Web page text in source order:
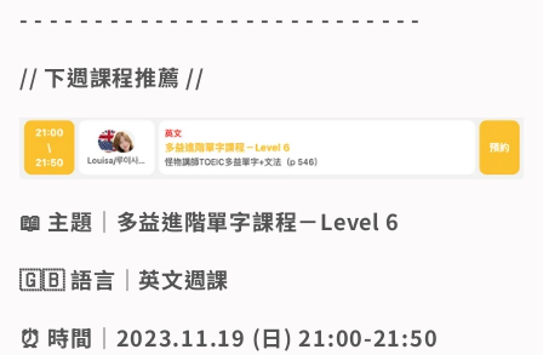
- - - - - - - - - - - - - - - - - - - - - - - - - - -
// 下週課程推薦 //
📖 主題｜多益進階單字課程－Level 6
🇬🇧 語言｜英文週課
⏰ 時間｜2023.11.19 (日) 21:00-21:50